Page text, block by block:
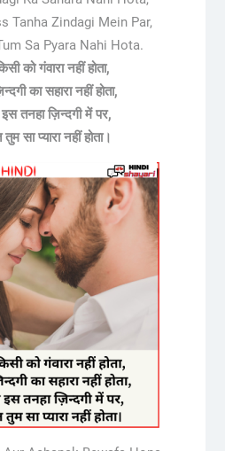
Tanha Zindagi Mein Par,
Sa Pyara Nahi Hota.
को गंवारा नहीं होता,
का सहारा नहीं होता,
तनहा ज़िन्दगी में पर,
सा प्यारा नहीं होता।